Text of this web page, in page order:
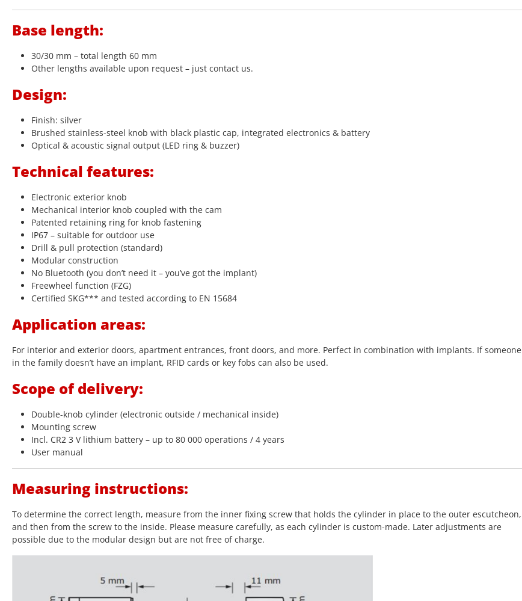
Base length:
30/30 mm – total length 60 mm
Other lengths available upon request – just contact us.
Design:
Finish: silver
Brushed stainless-steel knob with black plastic cap, integrated electronics & battery
Optical & acoustic signal output (LED ring & buzzer)
Technical features:
Electronic exterior knob
Mechanical interior knob coupled with the cam
Patented retaining ring for knob fastening
IP67 – suitable for outdoor use
Drill & pull protection (standard)
Modular construction
No Bluetooth (you don’t need it – you’ve got the implant)
Freewheel function (FZG)
Certified SKG*** and tested according to EN 15684
Application areas:
For interior and exterior doors, apartment entrances, front doors, and more. Perfect in combination with implants. If someone
in the family doesn’t have an implant, RFID cards or key fobs can also be used.
Scope of delivery:
Double-knob cylinder (electronic outside / mechanical inside)
Mounting screw
Incl. CR2 3 V lithium battery – up to 80 000 operations / 4 years
User manual
Measuring instructions:
To determine the correct length, measure from the inner fixing screw that holds the cylinder in place to the outer escutcheon,
and then from the screw to the inside. Please measure carefully, as each cylinder is custom-made. Later adjustments are
possible due to the modular design but are not free of charge.